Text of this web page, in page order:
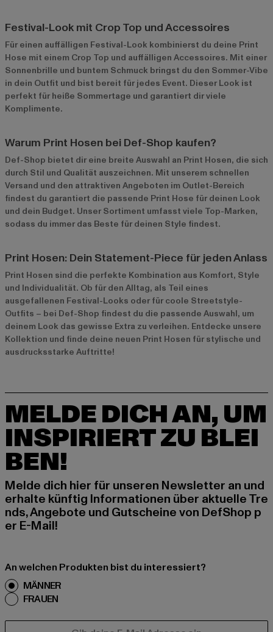
Festival-Look mit Crop Top und Accessoires
Für einen auffälligen Festival-Look kombinierst du deine Print
Hose mit einem Crop Top und auffälligen Accessoires. Mit einer
Sonnenbrille und buntem Schmuck bringst du den Sommer-Vibe
in dein Outfit und bist bereit für jedes Event. Dieser Look ist
perfekt für heiße Sommertage und garantiert dir viele
Komplimente.
Warum Print Hosen bei Def-Shop kaufen?
Def-Shop bietet dir eine breite Auswahl an Print Hosen, die sich
durch Stil und Qualität auszeichnen. Mit unserem schnellen
Versand und den attraktiven Angeboten im Outlet-Bereich
findest du garantiert die passende Print Hose für deinen Look
und dein Budget. Unser Sortiment umfasst viele Top-Marken,
sodass du immer das Beste für deinen Style findest.
Print Hosen: Dein Statement-Piece für jeden Anlass
Print Hosen sind die perfekte Kombination aus Komfort, Style
und Individualität. Ob für den Alltag, als Teil eines
ausgefallenen Festival-Looks oder für coole Streetstyle-
Outfits – bei Def-Shop findest du die passende Auswahl, um
deinem Look das gewisse Extra zu verleihen. Entdecke unsere
Kollektion und finde deine neuen Print Hosen für stylische und
ausdrucksstarke Auftritte!
MELDE DICH AN, UM
INSPIRIERT ZU BLEI
BEN!
Melde dich hier für unseren Newsletter an und
erhalte künftig Informationen über aktuelle Tre
nds, Angebote und Gutscheine von DefShop p
er E-Mail!
An welchen Produkten bist du interessiert?
MÄNNER
FRAUEN